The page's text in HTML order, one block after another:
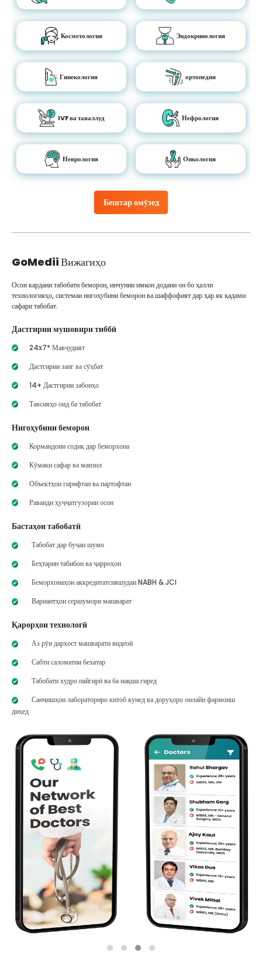
Бештар омӯзед
Косметология Эндокринология
Гинекология ортопедия
IVF ва таваллуд Нефрология
Неврология Онкология
GoMediiВижагиҳо
Осон кардани табобати беморон, инчунин имкон додани он бо ҳалли
технологияҳо, системаи нигоҳубини беморон ва шаффофият дар ҳар як қадами
сафари табобат.
Дастгирии мушовири тиббӣ
24x7* Мавҷудият
Дастгирии занг ва сӯҳбат
14+ Дастгирии забонҳо
Тавсияҳо оид ба табобат
Нигоҳубини беморон
Кормандони содиқ дар беморхона
Кӯмаки сафар ва манзил
Объектҳои гирифтан ва партофтан
Раванди ҳуҷҷатгузории осон
Бастаҳои табобатӣ
Табобат дар буҷаи шумо
Беҳтарин табибон ва ҷарроҳон
Беморхонаҳои аккредитатсияшудаи NABH & JCI
Вариантҳои сершумори машварат
Қарорҳои технологӣ
Аз рӯи дархост машварати видеоӣ
Сабти саломатии бехатар
Табобати худро пайгирӣ ва ба нақша гиред
Санҷишҳои лабораториро китоб кунед ва доруҳоро онлайн фармоиш
диҳед